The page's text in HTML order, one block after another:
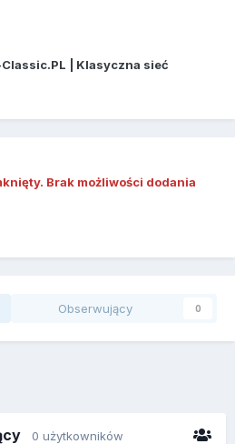
| Klasyczna sieć
Brak możliwości dodania
Obserwujący 0
0 użytkowników